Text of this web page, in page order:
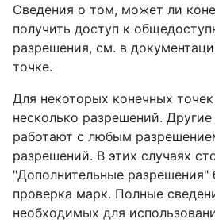
Сведения о том, может ли
получить доступ к
разрешения, см. в
точке.
Для некоторых конечных точек
несколько разрешений.
работают с любым
разрешений. В этих случаях
"Дополнительные разрешения"
проверка марк. Полные
необходимых для